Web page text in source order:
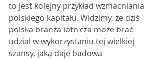
to jest kolejny przykład wzmacniania
polskiego kapitału. Widzimy, że dziś
polska branża lotnicza może brać
udział w wykorzystaniu tej wielkiej
szansy, jaką daje budowa